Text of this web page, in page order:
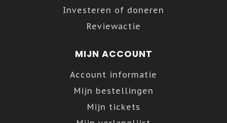
Investeren of doneren
Reviewactie
MIJN ACCOUNT
Account informatie
Mijn bestellingen
Mijn tickets